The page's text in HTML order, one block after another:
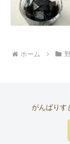
ホーム
がんばりす